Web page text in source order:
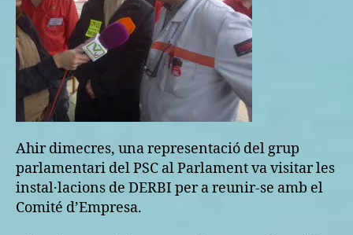
Ahir dimecres, una representació del grup
parlamentari del PSC al Parlament va visitar les
instal·lacions de DERBI per a reunir-se amb el
Comité d’Empresa.